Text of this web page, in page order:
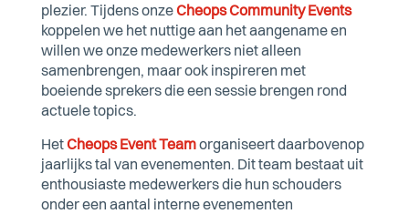
plezier. Tijdens onzeCheops Community Events
koppelen we het nuttige aan het aangename en
willen we onze medewerkers niet alleen
samenbrengen, maar ook inspireren met
boeiende sprekers die een sessie brengen rond
actuele topics.
HetCheops Event Teamorganiseert daarbovenop
jaarlijks tal van evenementen. Dit team bestaat uit
enthousiaste medewerkers die hun schouders
onder een aantal interne evenementen